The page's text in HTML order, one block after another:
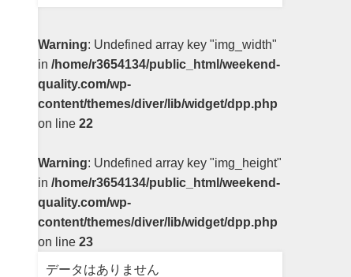
Warning: Undefined array key "img_width"
in /home/r3654134/public_html/weekend-
quality.com/wp-
content/themes/diver/lib/widget/dpp.php
on line 22
Warning: Undefined array key "img_height"
in /home/r3654134/public_html/weekend-
quality.com/wp-
content/themes/diver/lib/widget/dpp.php
on line 23
データはありません